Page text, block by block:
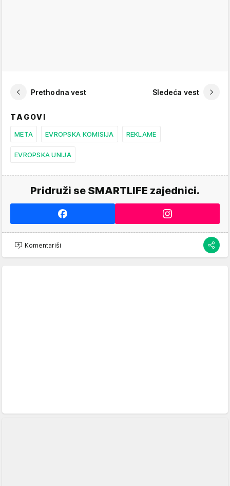
Prethodna vest Sledeća vest
TAGOVI
META EVROPSKA KOMISIJA REKLAME
EVROPSKA UNIJA
Pridruži se SMARTLIFE zajednici.
Komentariši